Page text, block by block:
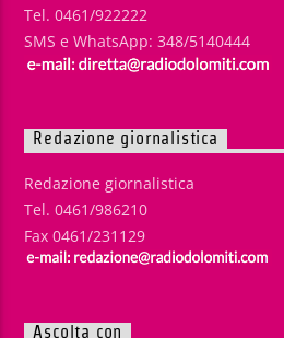
Tel. 0461/922222
SMS e WhatsApp: 348/5140444
Redazione giornalistica
Redazione giornalistica
Tel. 0461/986210
Fax 0461/231129
Ascolta con